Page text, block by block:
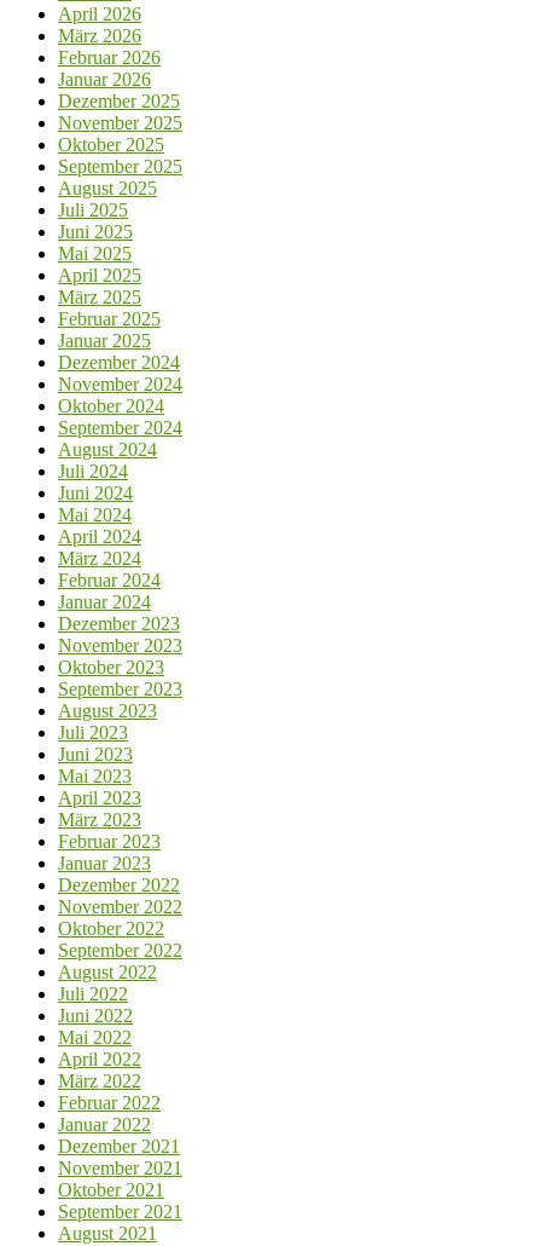
April 2026
März 2026
Februar 2026
Januar 2026
Dezember 2025
November 2025
Oktober 2025
September 2025
August 2025
Juli 2025
Juni 2025
Mai 2025
April 2025
März 2025
Februar 2025
Januar 2025
Dezember 2024
November 2024
Oktober 2024
September 2024
August 2024
Juli 2024
Juni 2024
Mai 2024
April 2024
März 2024
Februar 2024
Januar 2024
Dezember 2023
November 2023
Oktober 2023
September 2023
August 2023
Juli 2023
Juni 2023
Mai 2023
April 2023
März 2023
Februar 2023
Januar 2023
Dezember 2022
November 2022
Oktober 2022
September 2022
August 2022
Juli 2022
Juni 2022
Mai 2022
April 2022
März 2022
Februar 2022
Januar 2022
Dezember 2021
November 2021
Oktober 2021
September 2021
August 2021